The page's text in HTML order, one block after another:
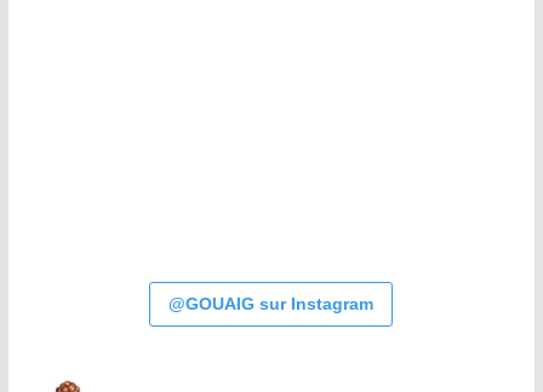
@GOUAIG sur Instagram